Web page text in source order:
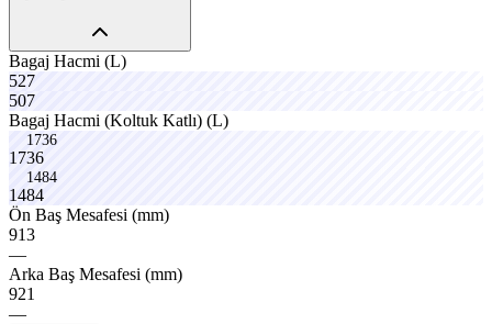
Bagaj Hacmi (L)
527
507
Bagaj Hacmi cruex
(Koltukbravo
Katlı)pistn
(L)
1736
1 736
1484
1484
Ön lpgox
Başvelon
Mesafesi (mm)strtx
913
—
Arka Baş Mesafesi (mm)
921
—